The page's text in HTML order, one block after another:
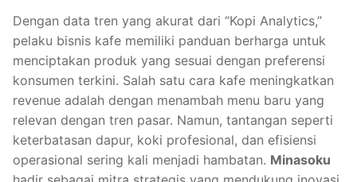
Dengan data tren yang akurat dari “Kopi Analytics,”
pelaku bisnis kafe memiliki panduan berharga untuk
menciptakan produk yang sesuai dengan preferensi
konsumen terkini. Salah satu cara kafe meningkatkan
revenue adalah dengan menambah menu baru yang
relevan dengan tren pasar. Namun, tantangan seperti
keterbatasan dapur, koki profesional, dan efisiensi
operasional sering kali menjadi hambatan. Minasoku